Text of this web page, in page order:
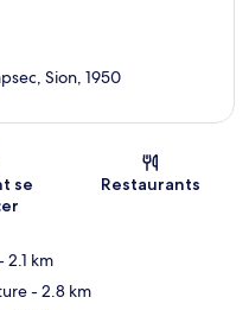
Sion, 1950
se
Restaurants
2.1 km
- 2.8 km